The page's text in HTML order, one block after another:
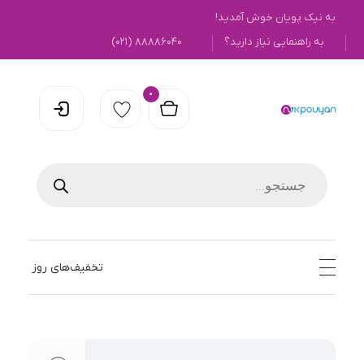
به نیک پویان خوش آمدید!
به راهنمایی نیاز دارید؟
۸۸۸۸۶۰۴۰ (۰۲۱)
0
تخفیف‌های روز